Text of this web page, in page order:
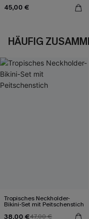
45,00 €
HÄUFIG
Tropisches Neckholder-
Bikini-Set mit Peitschenstich
38,00 €47,00 €